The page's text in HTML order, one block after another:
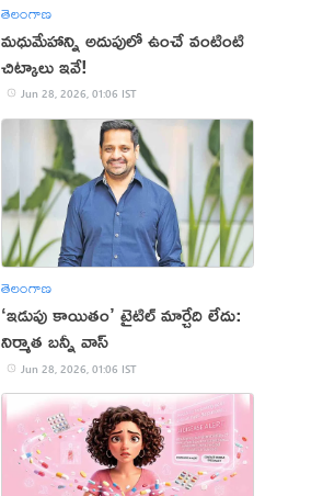
తెలంగాణ
మధుమేహాన్ని అదుపులో ఉంచే వంటింటి
చిట్కాలు ఇవే!
Jun 28, 2026, 01:06 IST
తెలంగాణ
‘ఇడుపు కాయితం’ టైటిల్ మార్చేది లేదు:
నిర్మాత బన్నీ వాస్
Jun 28, 2026, 01:06 IST